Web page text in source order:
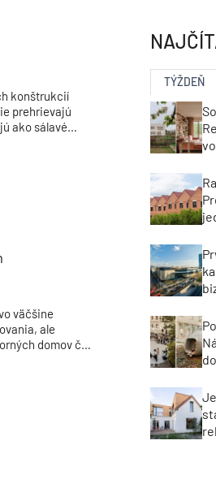
Manažérsky kurz Milan
konštrukcií
prehrievajú
ako sálavé
väčšine
ale
domov či
TÝŽDEŇ